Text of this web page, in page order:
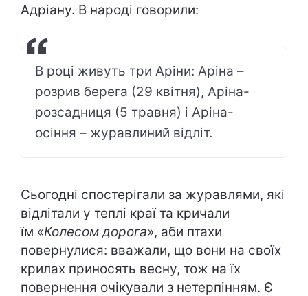
Адріану. В народі говорили:
В році живуть три Аріни: Аріна –
розрив берега (29 квітня), Аріна-
розсадниця (5 травня) і Аріна-
осіння – журавлиний відліт.
Сьогодні спостерігали за журавлями, які
відлітали у теплі краї та кричали
їм «Колесом дорога», аби птахи
повернулися: вважали, що вони на своїх
крилах приносять весну, тож на їх
повернення очікували з нетерпінням. Є